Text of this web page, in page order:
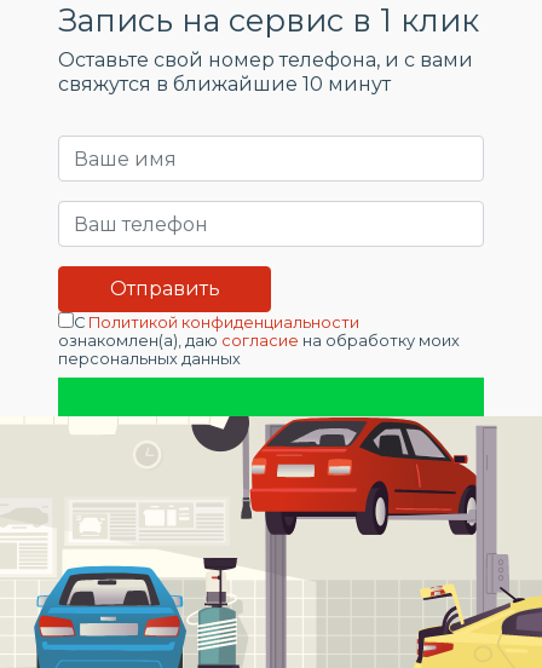
Запись на сервис в 1 клик
Оставьте свой номер телефона, и c вами
свяжутся в ближайшие 10 минут
С Политикой конфиденциальности
ознакомлен(а), даю согласие на обработку моих
персональных данных